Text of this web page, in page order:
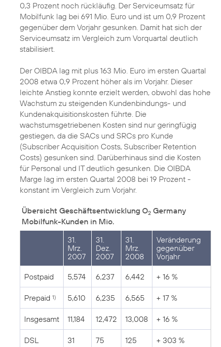
0,3 Prozent noch rückläufig. Der Serviceumsatz für
Mobilfunk lag bei 691 Mio. Euro und ist um 0,9 Prozent
gegenüber dem Vorjahr gesunken. Damit hat sich der
Serviceumsatz im Vergleich zum Vorquartal deutlich
stabilisiert.
Der OIBDA lag mit plus 163 Mio. Euro im ersten Quartal
2008 etwa 0,9 Prozent höher als im Vorjahr. Dieser
leichte Anstieg konnte erzielt werden, obwohl das hohe
Wachstum zu steigenden Kundenbindungs- und
Kundenakquisitionskosten führte. Die
wachstumsgetriebenen Kosten sind nur geringfügig
gestiegen, da die SACs und SRCs pro Kunde
(Subscriber Acquisition Costs, Subscriber Retention
Costs) gesunken sind. Darüberhinaus sind die Kosten
für Personal und IT deutlich gesunken. Die OIBDA
Marge lag im ersten Quartal 2008 bei 19 Prozent -
konstant im Vergleich zum Vorjahr.
Übersicht Geschäftsentwicklung O2 Germany
Mobilfunk-Kunden in Mio.
31.
Mrz.
2007
31.
Dez.
2007
31.
Mrz.
2008
Veränderung
gegenüber
Vorjahr
Postpaid 5,574 6,237 6,442 + 16 %
Prepaid 1) 5,610 6,235 6,565 + 17 %
Insgesamt 11,184 12,472 13,008 + 16 %
DSL
31
75
125
+ 303 %